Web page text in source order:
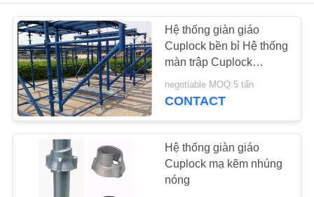
CÁC
SẢN
PHẨM
VỀ
CHÚNG
Hệ thống giàn giáo
Cuplock bền bỉ Hệ thống
màn trập Cuplock
cường độ cao
negotiable MOQ:5 tấn
CONTACT
Hệ thống giàn giáo
Cuplock mạ kẽm nhúng
nóng